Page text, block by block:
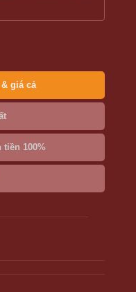
giá cả
tiền 100%